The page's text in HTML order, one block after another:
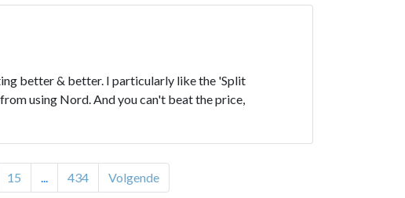
better & better. I particularly like the 'Split
using Nord. And you can't beat the price,
15 434 Volgende